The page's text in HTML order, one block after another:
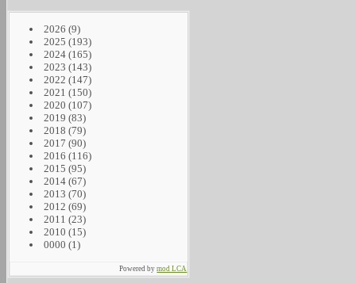
2026 (9)
2025 (193)
2024 (165)
2023 (143)
2022 (147)
2021 (150)
2020 (107)
2019 (83)
2018 (79)
2017 (90)
2016 (116)
2015 (95)
2014 (67)
2013 (70)
2012 (69)
2011 (23)
2010 (15)
0000 (1)
Powered bymod LCA